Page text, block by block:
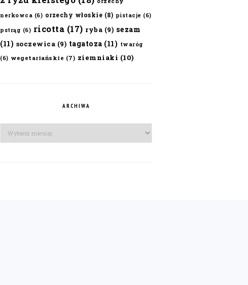
nerkowca (6) orzechy włoskie (8) pistacje (6)
pstrąg (6) ricotta (17) ryba (9) sezam
(11) soczewica (9) tagatoza (11) twaróg
(6) wegetariańskie (7) ziemniaki (10)
ARCHIWA
Archiwa